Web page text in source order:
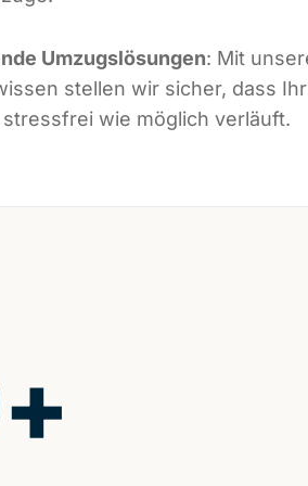
Umzugslösungen: Mit
stellen wir sicher, dass
wie möglich verläuft.
+